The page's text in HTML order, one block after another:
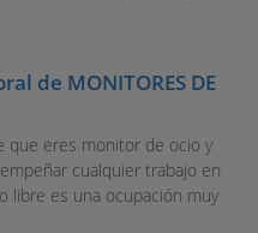
de MONITORES DE
que eres monitor de ocio y
cualquier trabajo en
libre es una ocupación muy